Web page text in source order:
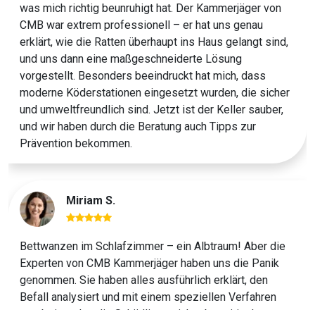
was mich richtig beunruhigt hat. Der Kammerjäger von
CMB war extrem professionell – er hat uns genau
erklärt, wie die Ratten überhaupt ins Haus gelangt sind,
und uns dann eine maßgeschneiderte Lösung
vorgestellt. Besonders beeindruckt hat mich, dass
moderne Köderstationen eingesetzt wurden, die sicher
und umweltfreundlich sind. Jetzt ist der Keller sauber,
und wir haben durch die Beratung auch Tipps zur
Prävention bekommen.
Miriam S.
Bettwanzen im Schlafzimmer – ein Albtraum! Aber die
Experten von CMB Kammerjäger haben uns die Panik
genommen. Sie haben alles ausführlich erklärt, den
Befall analysiert und mit einem speziellen Verfahren
Previous